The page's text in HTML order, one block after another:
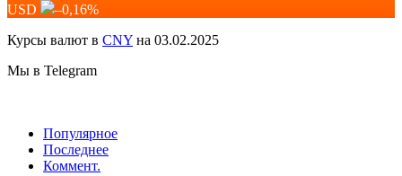
USD
–0,16%
Курсы валют в CNY на 03.02.2025
Мы в Telegram
Популярное
Последнее
Коммент.